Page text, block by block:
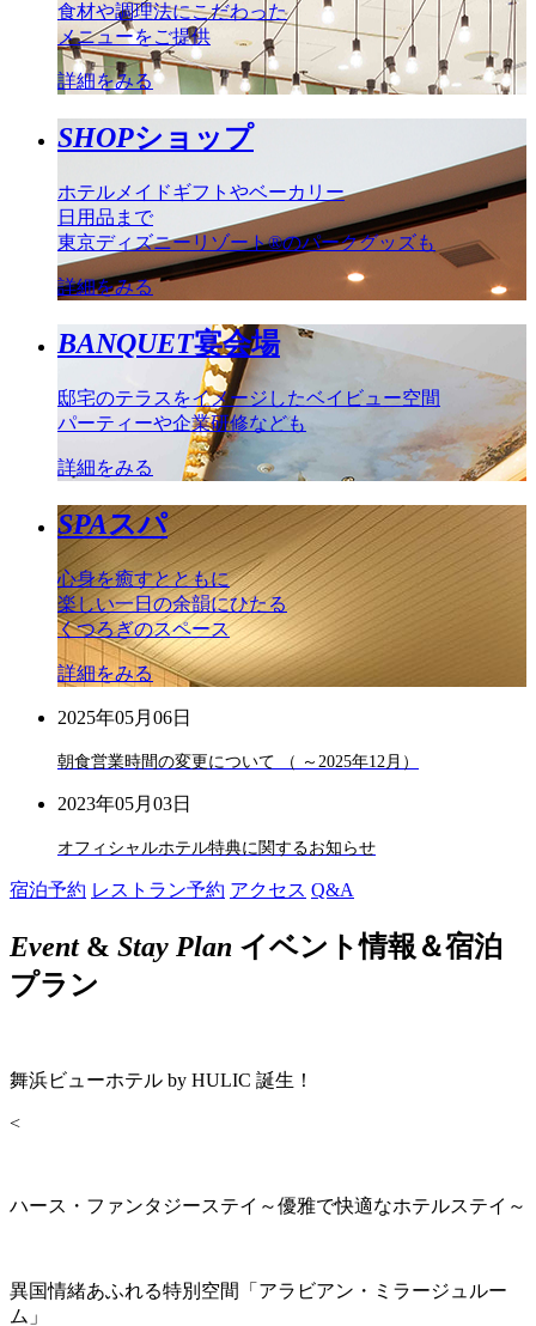
食材や調理法にこだわった
メニューをご提供
詳細をみる
SHOPショップ
ホテルメイドギフトやベーカリー
日用品まで
東京ディズニーリゾート®のパークグッズも
詳細をみる
BANQUET宴会場
邸宅のテラスをイメージしたベイビュー空間
パーティーや企業研修なども
詳細をみる
SPAスパ
心身を癒すとともに
楽しい一日の余韻にひたる
くつろぎのスペース
詳細をみる
2025年05月06日
朝食営業時間の変更について （ ～2025年12月）
2023年05月03日
オフィシャルホテル特典に関するお知らせ
宿泊予約 レストラン予約 アクセス Q&A
Event& Stay Plan イベント情報＆宿泊
プラン
舞浜ビューホテル by HULIC 誕生！
<
ハース・ファンタジーステイ～優雅で快適なホテルステイ～
異国情緒あふれる特別空間「アラビアン・ミラージュルー
ム」